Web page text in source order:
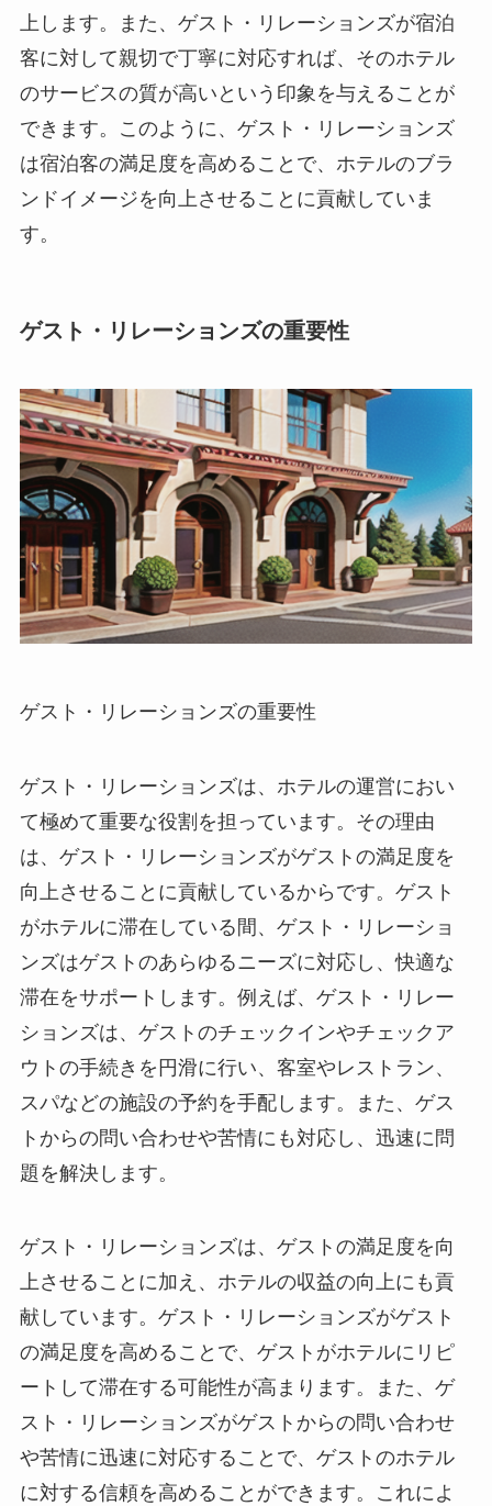
上します。また、ゲスト・リレーションズが宿泊
客に対して親切で丁寧に対応すれば、そのホテル
のサービスの質が高いという印象を与えることが
できます。このように、ゲスト・リレーションズ
は宿泊客の満足度を高めることで、ホテルのブラ
ンドイメージを向上させることに貢献していま
す。
ゲスト・リレーションズの重要性
ゲスト・リレーションズの重要性
ゲスト・リレーションズは、ホテルの運営におい
て極めて重要な役割を担っています。その理由
は、ゲスト・リレーションズがゲストの満足度を
向上させることに貢献しているからです。ゲスト
がホテルに滞在している間、ゲスト・リレーショ
ンズはゲストのあらゆるニーズに対応し、快適な
滞在をサポートします。例えば、ゲスト・リレー
ションズは、ゲストのチェックインやチェックア
ウトの手続きを円滑に行い、客室やレストラン、
スパなどの施設の予約を手配します。また、ゲス
トからの問い合わせや苦情にも対応し、迅速に問
題を解決します。
ゲスト・リレーションズは、ゲストの満足度を向
上させることに加え、ホテルの収益の向上にも貢
献しています。ゲスト・リレーションズがゲスト
の満足度を高めることで、ゲストがホテルにリピ
ートして滞在する可能性が高まります。また、ゲ
スト・リレーションズがゲストからの問い合わせ
や苦情に迅速に対応することで、ゲストのホテル
に対する信頼を高めることができます。これによ